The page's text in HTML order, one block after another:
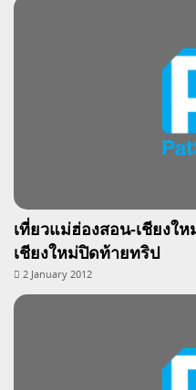
เที่ยวแม่ฮ่องสอน-เชียงใ
เชียงใหม่ปิดท้ายทริป
2 January 2012